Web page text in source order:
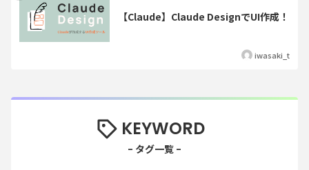
【Claude】Claude DesignでUI作成！
iwasaki_t
KEYWORD